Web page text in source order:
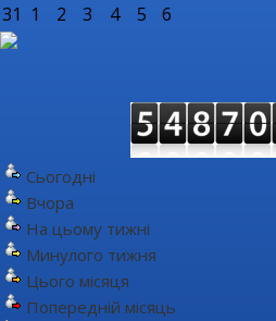
31 1 2 3 4 5 6
Сьогодні
Вчора
На цьому тижні
Минулого тижня
Цього місяця
Попередній місяць